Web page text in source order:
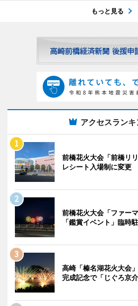
もっと見る
アクセスラン
前橋花火大会「前橋リ
レシート入場制に変更
前橋花火大会「ファー
「鑑賞イベント」臨時
高崎「榛名湖花火大会
完成記念で「じぐろ京介